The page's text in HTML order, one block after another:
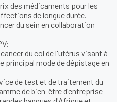
des médicaments pour les
de longue durée.
du sein en collaboration
du col de l'utérus visant à
principal mode de dépistage en
de test et de traitement du
de bien-être d'entreprise
banques d'Afrique et